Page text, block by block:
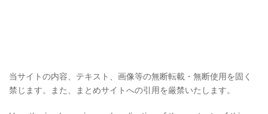
当サイトの内容、テキスト、画像等の無断転載・無断使用を固く
禁じます。また、まとめサイトへの引用を厳禁いたします。